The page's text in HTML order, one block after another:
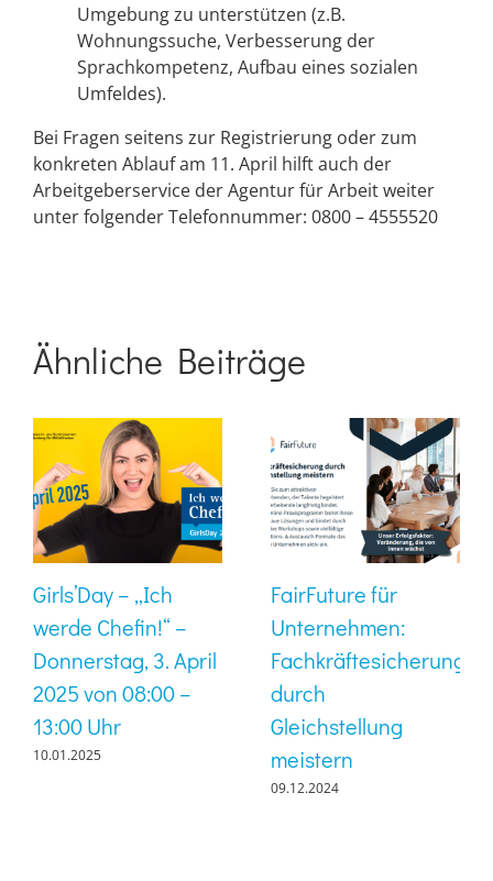
Umgebung zu unterstützen (z.B.
Wohnungssuche, Verbesserung der
Sprachkompetenz, Aufbau eines sozialen
Umfeldes).
Bei Fragen seitens zur Registrierung oder zum
konkreten Ablauf am 11. April hilft auch der
Arbeitgeberservice der Agentur für Arbeit weiter
unter folgender Telefonnummer: 0800 – 4555520
Ähnliche Beiträge
Girls’Day – „Ich
werde Chefin!“ –
Donnerstag, 3. April
2025 von 08:00 –
13:00 Uhr
10.01.2025
FairFuture für
Unternehmen:
Fachkräftesicherung
durch
Gleichstellung
meistern
09.12.2024